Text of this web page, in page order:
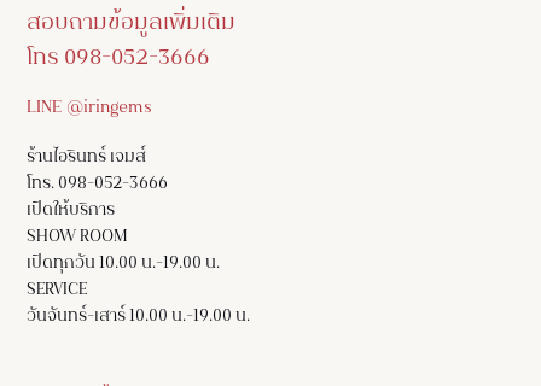
สอบถามข้อมูลเพิ่มเติม
โทร 098-052-3666
LINE @iringems
ร้านไอรินทร์ เจมส์
โทร. 098-052-3666
เปิดให้บริการ
SHOW ROOM
เปิดทุกวัน 10.00 น.-19.00 น.
SERVICE
วันจันทร์-เสาร์ 10.00 น.-19.00 น.